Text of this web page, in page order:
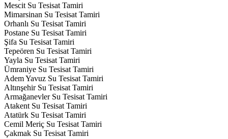
Mescit Su Tesisat Tamiri
Mimarsinan Su Tesisat Tamiri
Orhanlı Su Tesisat Tamiri
Postane Su Tesisat Tamiri
Şifa Su Tesisat Tamiri
Tepeören Su Tesisat Tamiri
Yayla Su Tesisat Tamiri
Ümraniye Su Tesisat Tamiri
Adem Yavuz Su Tesisat Tamiri
Altınşehir Su Tesisat Tamiri
Armağanevler Su Tesisat Tamiri
Atakent Su Tesisat Tamiri
Atatürk Su Tesisat Tamiri
Cemil Meriç Su Tesisat Tamiri
Çakmak Su Tesisat Tamiri